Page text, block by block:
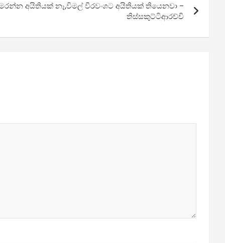
අයිතියක් නෑ,විමල් වීරවංශට අයිතියක් තියෙනවා –
තිස්සකුට්ටිආරච්චි